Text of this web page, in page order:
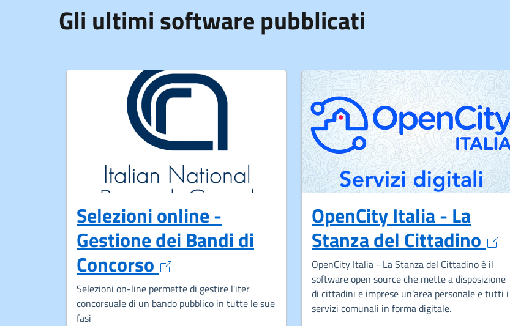
Gli ultimi software pubblicati
Selezioni online -
Gestione dei Bandi di
Concorso Apre in un nuovo tab
Selezioni on-line permette di gestire l'iter
concorsuale di un bando pubblico in tutte le sue
fasi
OpenCity Italia - La
Stanza del Cittadino
OpenCity Italia - La Stanza del Cittadino è il
software open source che mette a disposizione
di cittadini e imprese un’area personale e tutti i
servizi comunali in forma digitale.